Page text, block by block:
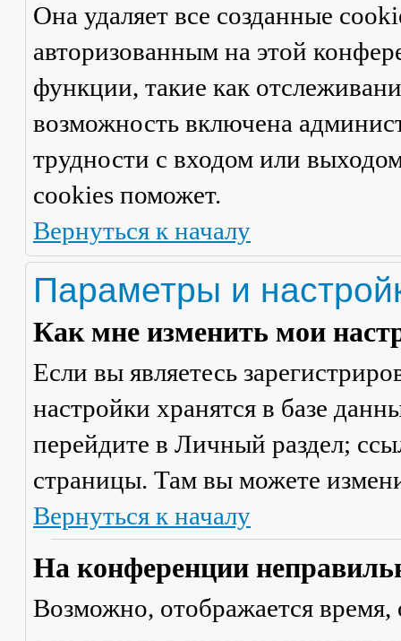
Она удаляет все созданные
авторизованным на этой
функции, такие как
возможность включена
трудности с входом или
cookies поможет.
Вернуться к началу
Параметры и
Как мне изменить мои
Если вы являетесь
настройки хранятся в базе
перейдите в Личный раздел;
страницы. Там вы можете
Вернуться к началу
На конференции
Возможно, отображается время,